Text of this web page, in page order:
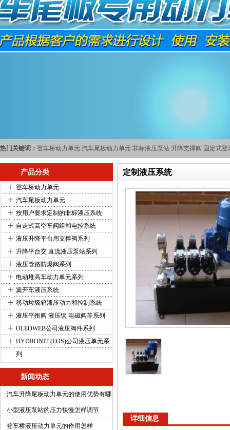
热门关键词： 登车桥动力单元 汽车尾板动力单元 非标液压泵站 升降支撑阀 固定式
产品分类
+ 登车桥动力单元
+ 汽车尾板动力单元
+ 按用户要求定制的非标液压系统
+ 自走式高空车阀组和电控系统
+ 液压升降平台用支撑阀系列
+ 升降平台交 直流液压泵站系列
+ 液压管路防爆阀系列
+ 电动堆高车动力单元系列
+ 翼开车液压系统
+ 移动垃圾箱液压动力和控制系统
+ 液压平衡阀 液压锁 电磁阀等系列
+ OLEOWEB公司液压阀件系列
+ HYDRONIT (EOS)公司液压单元系
列
新闻动态
汽车升降尾板动力单元的使用优势有哪
小型液压泵站的压力快慢怎样调节
登车桥液压动力单元的作用怎样
定制液压系统
详细信息